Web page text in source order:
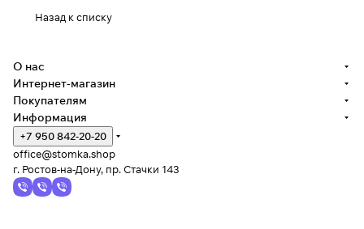
Назад к списку
О нас
Интернет-магазин
Покупателям
Информация
+7 950 842-20-20
office@stomka.shop
г. Ростов-на-Дону, пр. Стачки 143